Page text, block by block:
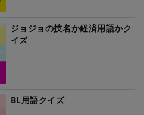
ジョジョの技名か経済用語かク
イズ
BL用語クイズ